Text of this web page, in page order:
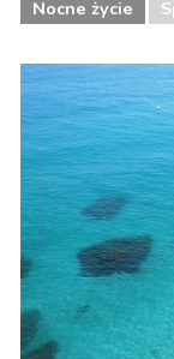
Nocne życie